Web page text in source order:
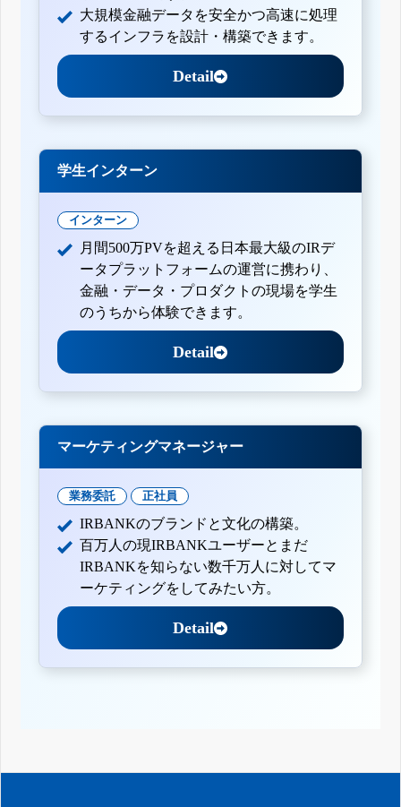
大規模金融データを安全かつ高速に処理
するインフラを設計・構築できます。
Detail
学生インターン
インターン
月間500万PVを超える日本最大級のIRデ
ータプラットフォームの運営に携わり、
金融・データ・プロダクトの現場を学生
のうちから体験できます。
Detail
マーケティングマネージャー
業務委託 正社員
IRBANKのブランドと文化の構築。
百万人の現IRBANKユーザーとまだ
IRBANKを知らない数千万人に対してマ
ーケティングをしてみたい方。
Detail